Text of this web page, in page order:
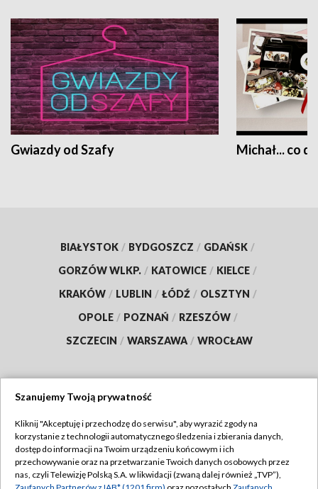
Gwiazdy od Szafy Michał... co
BIAŁYSTOK / BYDGOSZCZ / GDAŃSK /
GORZÓW WLKP. / KATOWICE / KIELCE /
KRAKÓW / LUBLIN / ŁÓDŹ / OLSZTYN /
OPOLE / POZNAŃ / RZESZÓW /
SZCZECIN / WARSZAWA / WROCŁAW
TVP
Abonament TVP
Emisja w TVP
Regulamin TVP
Szanujemy Twoją prywatność
Kliknij "Akceptuję i przechodzę do serwisu", aby wyrazić zgody na
korzystanie z technologii automatycznego śledzenia i zbierania danych,
dostęp do informacji na Twoim urządzeniu końcowym i ich
przechowywanie oraz na przetwarzanie Twoich danych osobowych przez
nas, czyli Telewizję Polską S.A. w likwidacji (zwaną dalej również „TVP”),